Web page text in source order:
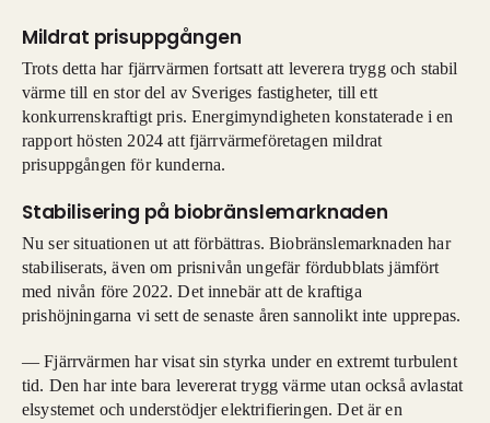
Mildrat prisuppgången
Trots detta har fjärrvärmen fortsatt att leverera trygg och stabil
värme till en stor del av Sveriges fastigheter, till ett
konkurrenskraftigt pris. Energimyndigheten konstaterade i en
rapport hösten 2024 att fjärrvärmeföretagen mildrat
prisuppgången för kunderna.
Stabilisering på biobränslemarknaden
Nu ser situationen ut att förbättras. Biobränslemarknaden har
stabiliserats, även om prisnivån ungefär fördubblats jämfört
med nivån före 2022. Det innebär att de kraftiga
prishöjningarna vi sett de senaste åren sannolikt inte upprepas.
— Fjärrvärmen har visat sin styrka under en extremt turbulent
tid. Den har inte bara levererat trygg värme utan också avlastat
elsystemet och understödjer elektrifieringen. Det är en